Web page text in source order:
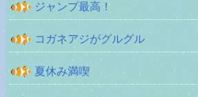
ジャンプ最高！
コガネアジがグルグル
夏休み満喫